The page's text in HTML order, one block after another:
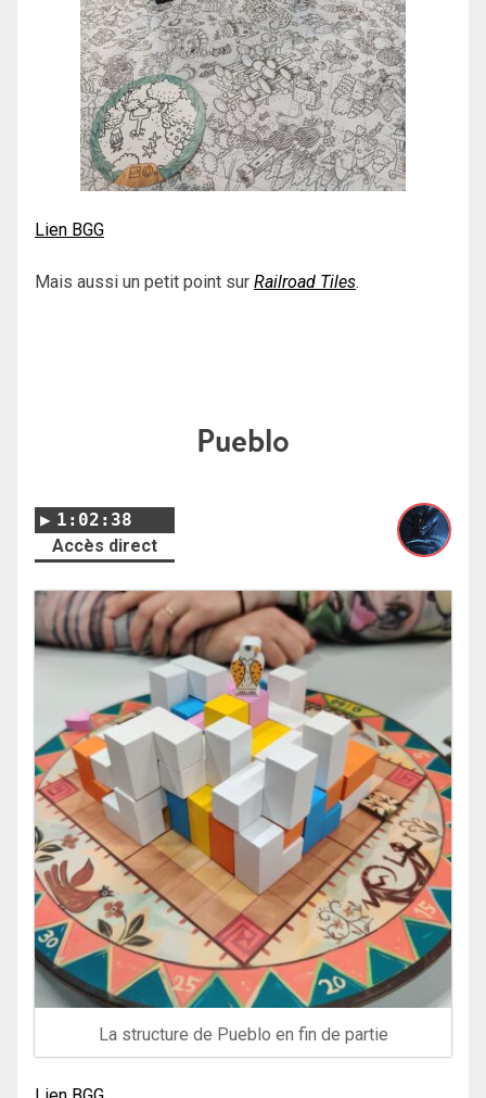
Lien BGG
Mais aussi un petit point sur Railroad Tiles.
Pueblo
1:02:38
Accès direct
La structure de Pueblo en fin de partie